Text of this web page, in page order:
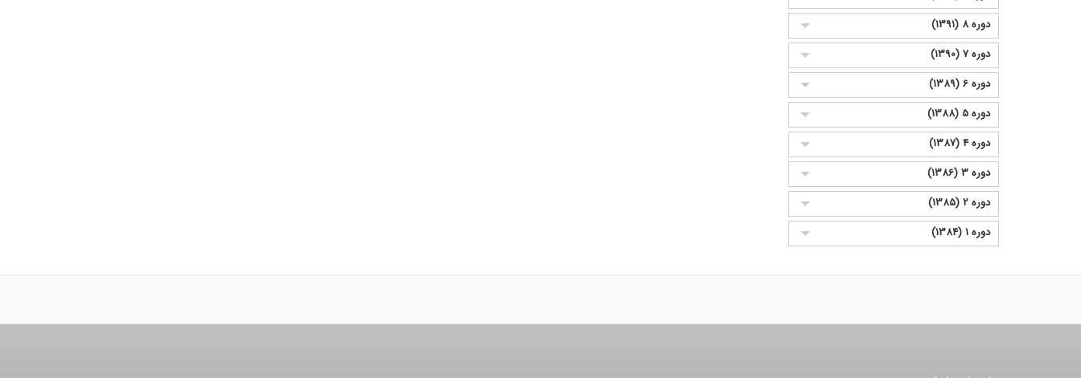
دوره 8 (1391)
دوره 7 (1390)
دوره 6 (1389)
دوره 5 (1388)
دوره 4 (1387)
دوره 3 (1386)
دوره 2 (1385)
دوره 1 (1384)